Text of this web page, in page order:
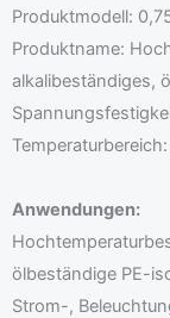
*
Produktmodell:
Produktname:
alkalibeständiges,
Anwendungen:
ölbeständige PE-
Strom-,